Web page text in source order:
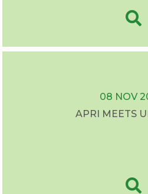
08 NOV
APRI MEETS